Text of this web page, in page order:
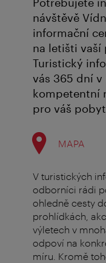
návštěvě
informační
na letišti vaší
Turistický
vás 365 dní v
kompetentní
pro váš
MAPA
V turistických
odborníci rádi
ohledně cesty
prohlídkách,
výletech v
odpoví na
míru. Kromě